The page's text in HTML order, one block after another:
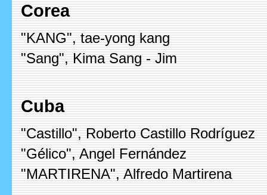
Corea
"KANG", tae-yong kang
"Sang", Kima Sang - Jim
Cuba
"Castillo", Roberto Castillo Rodríguez
"Gélico", Angel Fernández
"MARTIRENA", Alfredo Martirena